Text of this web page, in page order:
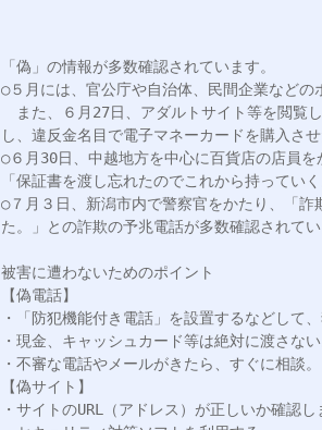
「偽」の情報が多数確認されています。
○５月には、官公庁や自治体、民間企業などの
また、６月27日、アダルトサイト等を閲覧
し、違反金名目で電子マネーカードを購入さ
○６月30日、中越地方を中心に百貨店の店員
「保証書を渡し忘れたのでこれから持ってい
○７月３日、新潟市内で警察官をかたり、「
た。」との詐欺の予兆電話が多数確認されてい
被害に遭わないためのポイント
【偽電話】
・「防犯機能付き電話」を設置するなどして
・現金、キャッシュカード等は絶対に渡さない
・不審な電話やメールがきたら、すぐに相談。
【偽サイト】
・サイトのURL（アドレス）が正しいか確認し